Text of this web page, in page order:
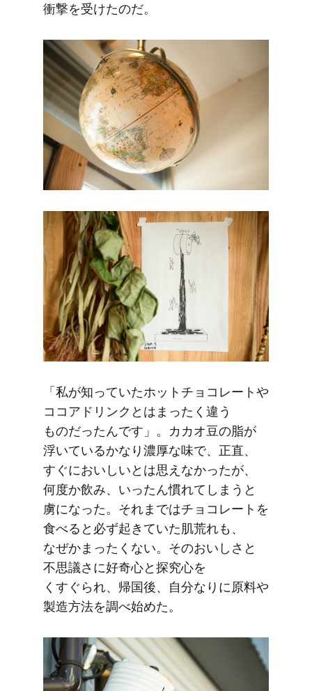
衝撃を​受けたのだ。
「私が​知っていた​ホットチョコレートや​
ココアドリンクとは​まったく​違う​
ものだったんです」。​カカオ豆の​脂が​
浮いている​かなり​濃厚な​味で、​正直、​
すぐに​おいしいとは​思えなかったが、​
何度か​飲み、​いったん​慣れてしまうと​
虜に​なった。​それまでは​チョコレートを​
食べると​必ず​起きていた​肌荒れも、​
なぜか​まったくない。​その​おいしさと​
不思議さに​好奇心と​探究心を​
くすぐられ、​帰国後、​自分なりに​原料や​
製造方​法を​調べ始めた。